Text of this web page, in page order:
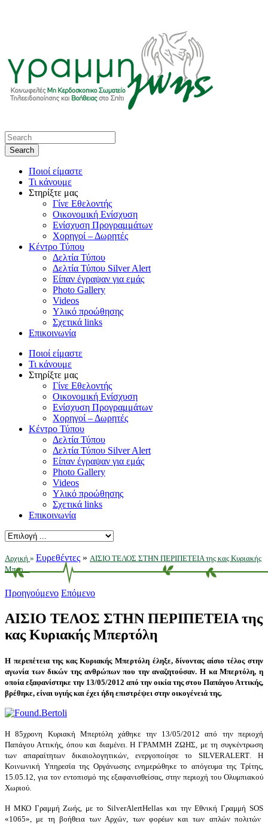
Ποιοί είμαστε
Τι κάνουμε
Στηρίξτε μας
Γίνε Εθελοντής
Οικονομική Ενίσχυση
Ενίσχυση Προγραμμάτων
Χορηγοί – Δωρητές
Κέντρο Τύπου
Δελτία Τύπου
Δελτία Τύπου Silver Alert
Είπαν έγραψαν για εμάς
Photo Gallery
Videos
Υλικό προώθησης
Σχετικά links
Επικοινωνία
Ποιοί είμαστε
Τι κάνουμε
Στηρίξτε μας
Γίνε Εθελοντής
Οικονομική Ενίσχυση
Ενίσχυση Προγραμμάτων
Χορηγοί – Δωρητές
Κέντρο Τύπου
Δελτία Τύπου
Δελτία Τύπου Silver Alert
Είπαν έγραψαν για εμάς
Photo Gallery
Videos
Υλικό προώθησης
Σχετικά links
Επικοινωνία
Αρχική » Ευρεθέντες » ΑΙΣΙΟ ΤΕΛΟΣ ΣΤΗΝ ΠΕΡΙΠΕΤΕΙΑ της κας Κυριακής
Μπερ ...
Προηγούμενο Επόμενο
ΑΙΣΙΟ ΤΕΛΟΣ ΣΤΗΝ ΠΕΡΙΠΕΤΕΙΑ της
κας Κυριακής Μπερτόλη
Η περιπέτεια της κας Κυριακής Μπερτόλη έληξε, δίνοντας αίσιο τέλος στην
αγωνία των δικών της ανθρώπων που την αναζητούσαν. Η κα Μπερτόλη, η
οποία εξαφανίστηκε την 13/05/2012 από την οικία της στου Παπάγου Αττικής,
βρέθηκε, είναι υγιής και έχει ήδη επιστρέψει στην οικογένειά της.
Η 85χρονη Κυριακή Μπερτόλη
χάθηκε την 13/05/2012 από την περιοχή
Παπάγου Αττικής, όπου και διαμένει. Η ΓΡΑΜΜΗ ΖΩΗΣ, με τη συγκέντρωση
των απαραίτητων δικαιολογητικών, ενεργοποίησε το SILVERALERT . Η
Κοινωνική Υπηρεσία της Οργάνωσης ενημερώθηκε το απόγευμα της Τρίτης,
15.05.12, για τον εντοπισμό της εξαφανισθείσας, στην περιοχή του Ολυμπιακού
Χωριού.
Η ΜΚΟ Γραμμή Ζωής, με το SilverAlertHellasκαι την Εθνική ΓραμμήSOS
«1065», με τη βοήθεια των Αρχών, των φορέων και των απλών πολιτών